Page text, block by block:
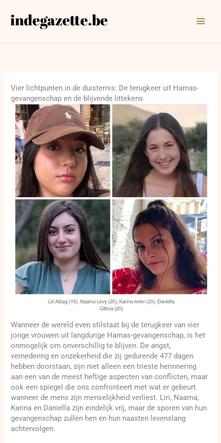
naar
Vier lichtpunten in de duisternis: De terugkeer uit Hamas-
gevangenschap en de blijvende littekens
Wanneer de wereld even stilstaat bij de terugkeer van vier
jonge vrouwen uit langdurige Hamas-gevangenschap, is het
onmogelijk om onverschillig te blijven. De angst,
vernedering en onzekerheid die zij gedurende 477 dagen
hebben doorstaan, zijn niet alleen een trieste herinnering
aan een van de meest heftige aspecten van conflicten, maar
ook een spiegel die ons confronteert met wat er gebeurt
wanneer de mens zijn menselijkheid verliest. Liri, Naama,
Karina en Daniella zijn eindelijk vrij, maar de sporen van hun
gevangenschap zullen hen en hun naasten levenslang
achtervolgen.